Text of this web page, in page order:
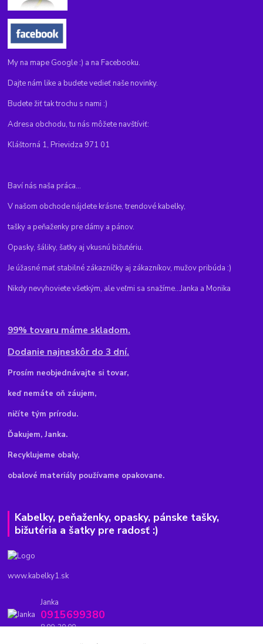
My na mape Google :) a na Facebooku.
Dajte nám like a budete vedieť naše novinky.
Budete žiť tak trochu s nami :)
Adresa obchodu, tu nás môžete navštíviť:
Kláštorná 1, Prievidza 971 01
Baví nás naša práca...
V našom obchode nájdete krásne, trendové kabelky,
tašky a peňaženky pre dámy a pánov.
Opasky, šáliky, šatky aj vkusnú bižutériu.
Je úžasné mať stabilné zákazníčky aj zákazníkov, mužov pribúda :)
Nikdy nevyhoviete všetkým, ale veľmi sa snažíme...Janka a Monika
99% tovaru máme skladom.
Dodanie najneskôr do 3 dní.
Prosím neobjednávajte si tovar,
keď nemáte oň záujem,
ničíte tým prírodu.
Ďakujem, Janka.
Recyklujeme obaly,
obalové materiály používame opakovane.
Kabelky, peňaženky, opasky, pánske tašky,
bižutéria a šatky pre radosť :)
www.kabelky1.sk
Janka
0915699380
8.00-20.00